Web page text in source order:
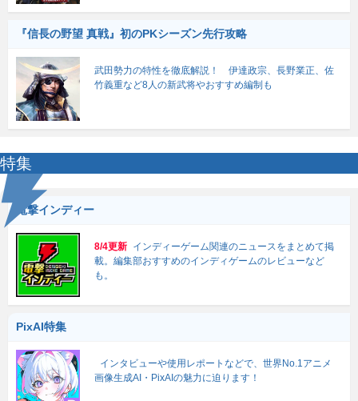
『信長の野望 真戦』初のPKシーズン先行攻略
武田勢力の特性を徹底解説！ 伊達政宗、長野業正、佐
竹義重など8人の新武将やおすすめ編制も
特集
電撃インディー
8/4更新 インディーゲーム関連のニュースをまとめて掲
載。編集部おすすめのインディゲームのレビューなど
も。
PixAI特集
インタビューや使用レポートなどで、世界No.1アニメ
画像生成AI・PixAIの魅力に迫ります！